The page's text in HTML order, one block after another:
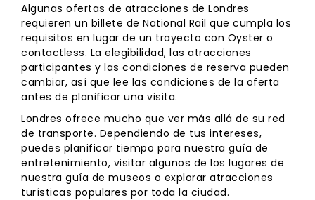
Algunas ofertas de atracciones de Londres
requieren un billete de National Rail que cumpla los
requisitos en lugar de un trayecto con Oyster o
contactless. La elegibilidad, las atracciones
participantes y las condiciones de reserva pueden
cambiar, así que lee las condiciones de la oferta
antes de planificar una visita.
Londres ofrece mucho que ver más allá de su red
de transporte. Dependiendo de tus intereses,
puedes planificar tiempo para nuestra guía de
entretenimiento, visitar algunos de los lugares de
nuestra guía de museos o explorar atracciones
turísticas populares por toda la ciudad.